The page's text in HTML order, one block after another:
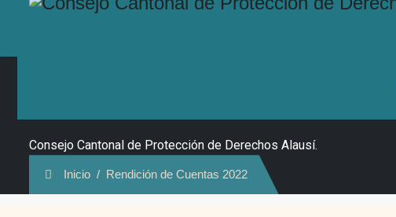
Consejo Cantonal de Protección de Derechos Alausí.
Inicio Rendición de Cuentas 2022